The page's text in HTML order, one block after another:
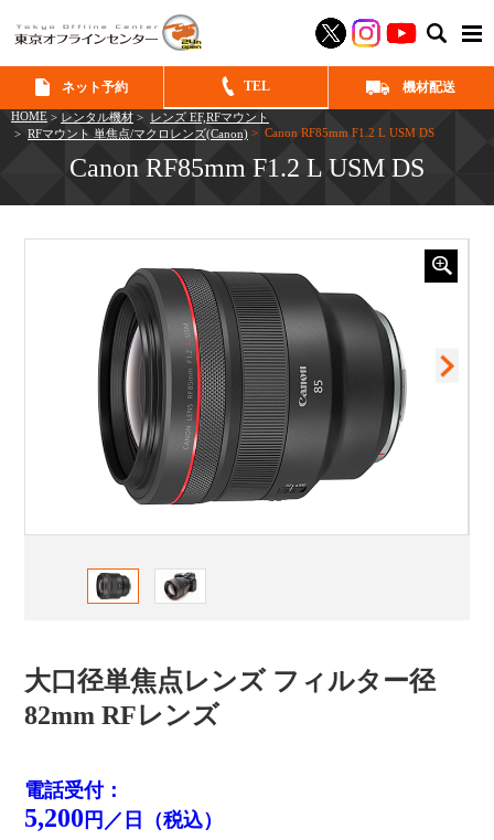
ネット予約 TEL 機材配送
HOME > レンタル機材 > レンズ EF,RFマウント
> RFマウント 単焦点/マクロレンズ(Canon) > Canon RF85mm F1.2 L USM DS
Canon RF85mm F1.2 L USM DS
大口径単焦点レンズ フィルター径
82mm RFレンズ
電話受付：
5,200 円／日（税込）